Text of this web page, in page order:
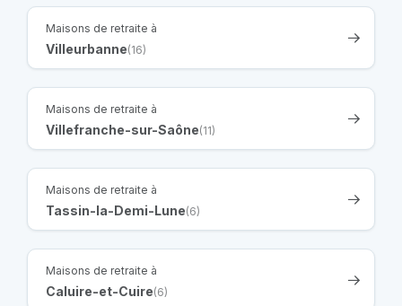
Maisons de retraite à
Villeurbanne(16)
Maisons de retraite à
Villefranche-sur-Saône(11)
Maisons de retraite à
Tassin-la-Demi-Lune(6)
Maisons de retraite à
Caluire-et-Cuire(6)